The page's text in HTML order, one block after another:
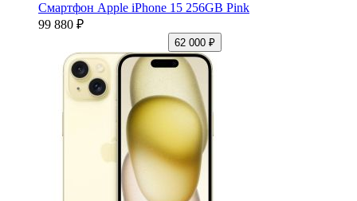
Смартфон Apple iPhone 15 256GB Pink
99 880 ₽
62 000 ₽